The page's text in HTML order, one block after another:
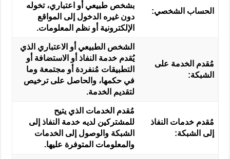
الحساب الشخصي:
بشخص طبيعي أو اعتباري، تخوله
دون غيره الدخول إلى المواقع
الإلكترونية أو نظم المعلومات.
مُقدم الخدمة على
الشبكة:
الشخص الطبيعي أو الاعتباري الذي
يُقدم خدمة النفاذ أو الاستضافة أو
التطبيقات مُنفردة أو مجتمعة وما
في حكمها، والحاصل على ترخيص
لتقديم الخدمة.
مُقدم خدمات النفاذ
إلى الشبكة:
مُقدم الخدمات الذي يتيح
للمشتركين لديه خدمة النفاذ إلى
الشبكة والوصول إلى الخدمات
والمعلومات المتوفرة عليها.